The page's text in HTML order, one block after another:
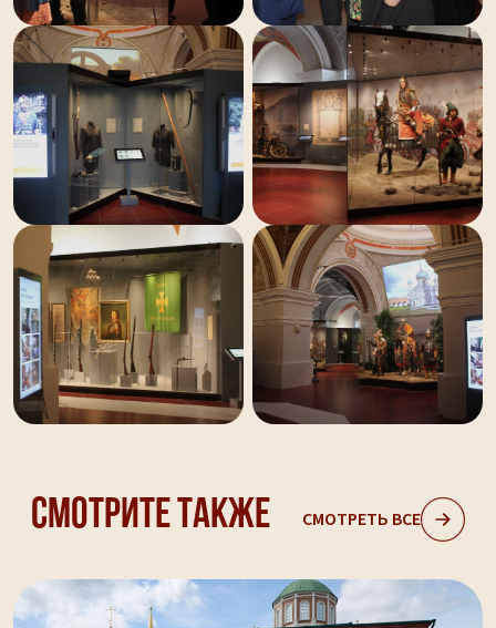
Смотрите также СМОТРЕТЬ ВСЕ